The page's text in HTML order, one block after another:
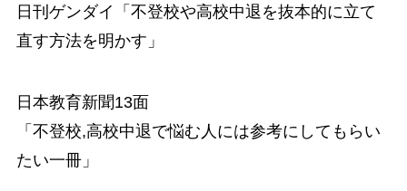
日刊ゲンダイ「不登校や高校中退を抜本的に立て
直す方法を明かす」
日本教育新聞13面
「不登校,高校中退で悩む人には参考にしてもらい
たい一冊」